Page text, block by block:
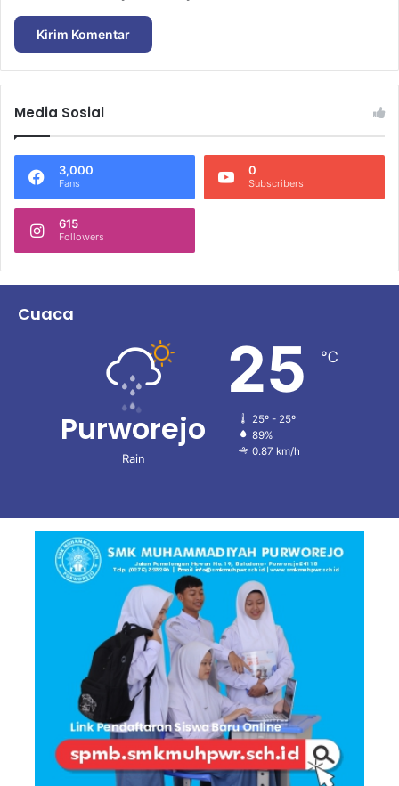
Media Sosial
3,000
Fans
0
Subscribers
615
Followers
Cuaca
Purworejo
Rain
25 ℃
25º - 25º
89%
0.87 km/h